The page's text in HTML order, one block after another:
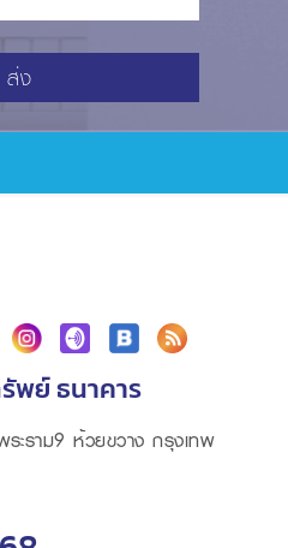
ส่ง
พย์ ธนาคาร
ราม9 ห้วยขวาง กรุงเทพ